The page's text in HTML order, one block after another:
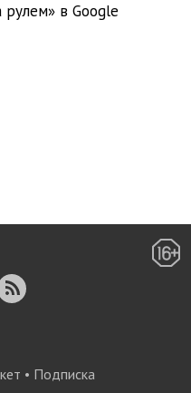
рулем» в Google
• Подписка